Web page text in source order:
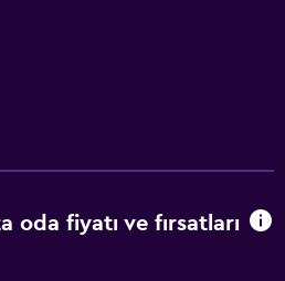
oda fiyatı ve fırsatları